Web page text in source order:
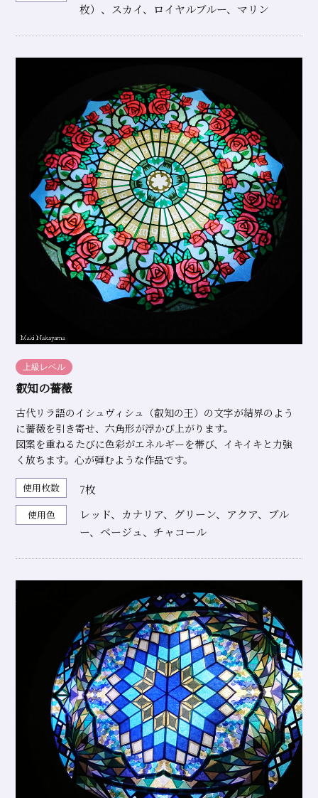
枚）、スカイ、ロイヤルブルー、マリン
上級レベル
叡知の薔薇
古代リラ語のイシュヴィシュ（叡知の王）の文字が結界のよう
に薔薇を引き寄せ、六角形が浮かび上がります。
図案を重ねるたびに色彩がエネルギーを帯び、イキイキと力強
く放ちます。心が弾むような作品です。
使用枚数 7枚
使用色
レッド、カナリア、グリーン、アクア、ブル
ー、ベージュ、チャコール